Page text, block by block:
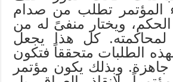
المؤتمر تطلب من صدام
ويختار منفىً له من
كل هذا يجعل
الطلبات متحققاً فتكون
جاهزة. وبذلك يكون مؤتمر